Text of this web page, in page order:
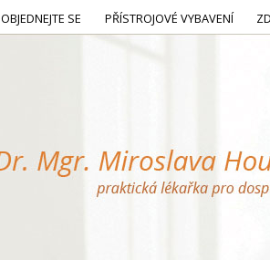
OBJEDNEJTE SE PŘÍSTROJOVÉ VYBAVENÍ